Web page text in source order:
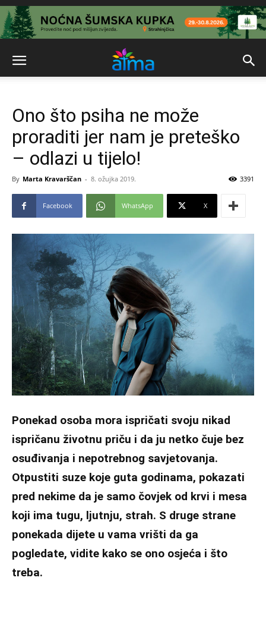
Ono što psiha ne može
proraditi jer nam je preteško
– odlazi u tijelo!
By Marta Kravarščan - 8. ožujka 2019. 3391
Facebook WhatsApp X
Ponekad osoba mora ispričati svoju nikad
ispričanu životnu priču i da ju netko čuje bez
osuđivanja i nepotrebnog savjetovanja.
Otpustiti suze koje guta godinama, pokazati
pred nekime da je samo čovjek od krvi i mesa
koji ima tugu, ljutnju, strah. S druge strane
ponekada dijete u vama vrišti da ga
pogledate, vidite kako se ono osjeća i što
treba.